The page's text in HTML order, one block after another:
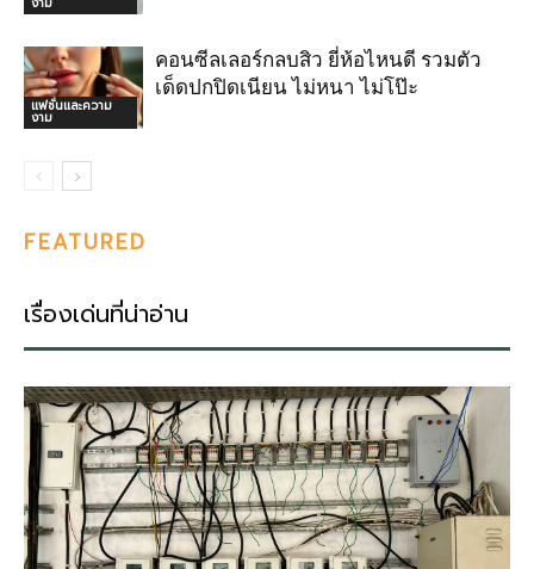
แฟชั่นและความ
งาม
คอนซีลเลอร์กลบสิว ยี่ห้อไหนดี รวมตัว
เด็ดปกปิดเนียน ไม่หนา ไม่โป๊ะ
FEATURED
เรื่องเด่นที่น่าอ่าน